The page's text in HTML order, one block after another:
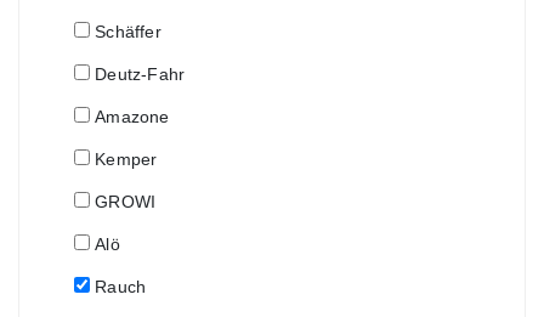
Schäffer
Deutz-Fahr
Amazone
Kemper
GROWI
Alö
Rauch